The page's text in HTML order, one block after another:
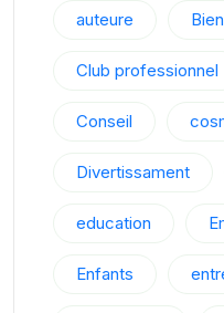
auteure
Club professionnel
Conseil
Divertissament
education
Enfants